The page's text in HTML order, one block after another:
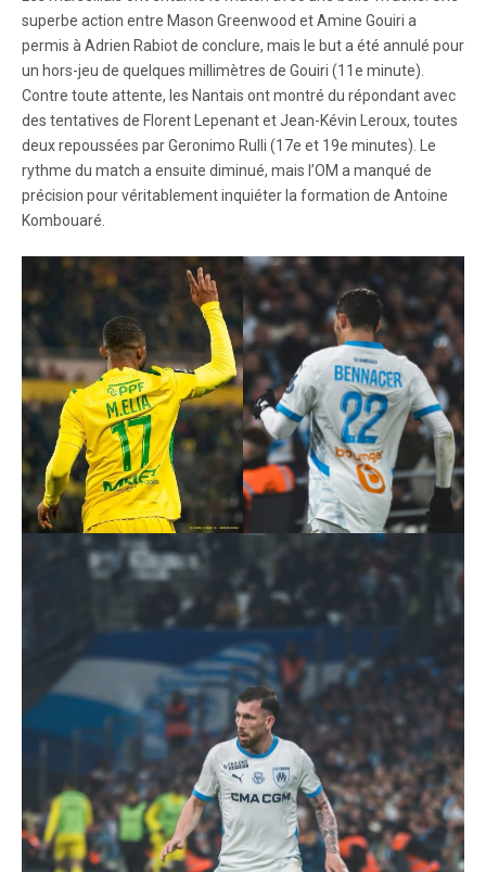
superbe action entre Mason Greenwood et Amine Gouiri a
permis à Adrien Rabiot de conclure, mais le but a été annulé pour
un hors-jeu de quelques millimètres de Gouiri (11e minute).
Contre toute attente, les Nantais ont montré du répondant avec
des tentatives de Florent Lepenant et Jean-Kévin Leroux, toutes
deux repoussées par Geronimo Rulli (17e et 19e minutes). Le
rythme du match a ensuite diminué, mais l’OM a manqué de
précision pour véritablement inquiéter la formation de Antoine
Kombouaré.